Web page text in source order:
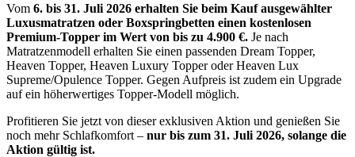
Vom 6. bis 31. Juli 2026 erhalten Sie beim Kauf ausgewählter
Luxusmatratzen oder Boxspringbetten einen kostenlosen
Premium-Topper im Wert von bis zu 4.900 €. Je nach
Matratzenmodell erhalten Sie einen passenden Dream Topper,
Heaven Topper, Heaven Luxury Topper oder Heaven Lux
Supreme/Opulence Topper. Gegen Aufpreis ist zudem ein Upgrade
auf ein höherwertiges Topper-Modell möglich.
Profitieren Sie jetzt von dieser exklusiven Aktion und genießen Sie
noch mehr Schlafkomfort – nur bis zum 31. Juli 2026, solange die
Aktion gültig ist.